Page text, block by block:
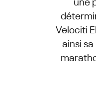
Velociti
ainsi